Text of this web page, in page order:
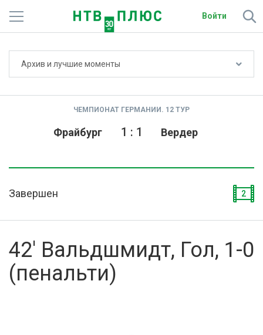
Войти
О сайте
Активировать промокод
Архив и лучшие моменты
ЧЕМПИОНАТ ГЕРМАНИИ. 12 ТУР
Фрайбург Вердер
1 : 1
Завершен 2
42' Вальдшмидт, Гол, 1-0
(пенальти)